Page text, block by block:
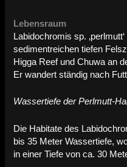
Lebensraum
Labidochromis sp.
sedimentreichen tiefen
Higga Reef und Chuwa an
Er wandert ständig nach
Wassertiefe der Perlmutt-
Die Habitate des
bis 35 Meter Wassertiefe,
in einer Tiefe von ca. 30